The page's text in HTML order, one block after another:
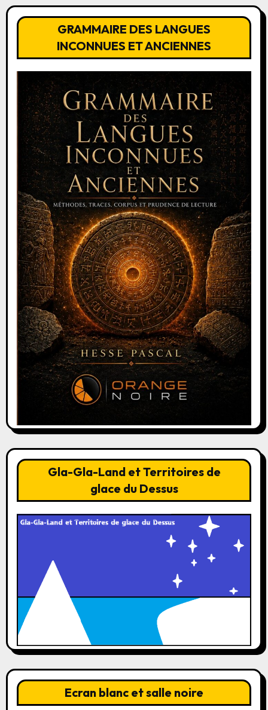
GRAMMAIRE DES LANGUES
INCONNUES ET ANCIENNES
Gla-Gla-Land et Territoires de
glace du Dessus
Ecran blanc et salle noire